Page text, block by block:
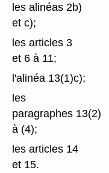
les alinéas 2b)
et c);
les articles 3
et 6 à 11;
l'alinéa 13(1)c);
les
paragraphes 13(2)
à (4);
les articles 14
et 15.